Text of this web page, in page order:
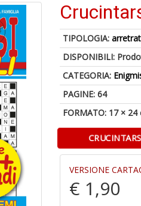
TIPOLOGIA:
DISPONIBILI:
CATEGORIA:
PAGINE: 64
FORMATO: 17 × 24
VERSIONE
€ 1,90